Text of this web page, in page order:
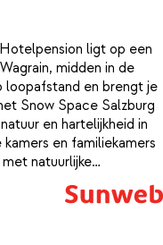
ligt op een
midden in de
loopafstand en brengt je
Snow Space Salzburg
en hartelijkheid in
en familiekamers
natuurlijke
smaakvol ontbijtbuffet